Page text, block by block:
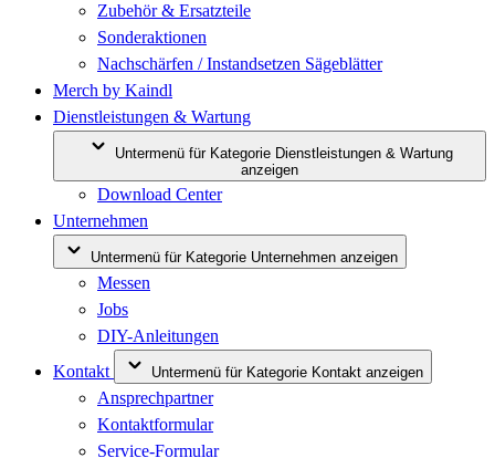
Zubehör & Ersatzteile
Sonderaktionen
Nachschärfen / Instandsetzen Sägeblätter
Merch by Kaindl
Dienstleistungen & Wartung
Untermenü für Kategorie Dienstleistungen & Wartung
anzeigen
Download Center
Unternehmen
Untermenü für Kategorie Unternehmen anzeigen
Messen
Jobs
DIY-Anleitungen
Kontakt
Untermenü für Kategorie Kontakt anzeigen
Ansprechpartner
Kontaktformular
Service-Formular